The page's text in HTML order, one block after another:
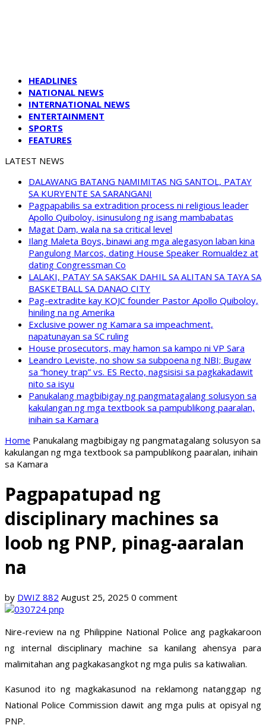
HEADLINES
NATIONAL NEWS
INTERNATIONAL NEWS
ENTERTAINMENT
SPORTS
FEATURES
LATEST NEWS
DALAWANG BATANG NAMIMITAS NG SANTOL, PATAY
SA KURYENTE SA SARANGANI
Pagpapabilis sa extradition process ni religious leader
Apollo Quiboloy, isinusulong ng isang mambabatas
Magat Dam, wala na sa critical level
Ilang Maleta Boys, binawi ang mga alegasyon laban kina
Pangulong Marcos, dating House Speaker Romualdez at
dating Congressman Co
LALAKI, PATAY SA SAKSAK DAHIL SA ALITAN SA TAYA SA
BASKETBALL SA DANAO CITY
Pag-extradite kay KOJC founder Pastor Apollo Quiboloy,
hiniling na ng Amerika
Exclusive power ng Kamara sa impeachment,
napatunayan sa SC ruling
House prosecutors, may hamon sa kampo ni VP Sara
Leandro Leviste, no show sa subpoena ng NBI; Bugaw
sa “honey trap” vs. ES Recto, nagsisisi sa pagkakadawit
nito sa isyu
Panukalang magbibigay ng pangmatagalang solusyon sa
kakulangan ng mga textbook sa pampublikong paaralan,
inihain sa Kamara
Home Panukalang magbibigay ng pangmatagalang solusyon sa
kakulangan ng mga textbook sa pampublikong paaralan, inihain
sa Kamara
Pagpapatupad ng
disciplinary machines sa
loob ng PNP, pinag-aaralan
na
by DWIZ 882 August 25, 2025 0 comment
Nire-review na ng Philippine National Police ang pagkakaroon
ng internal disciplinary machine sa kanilang ahensya para
malimitahan ang pagkakasangkot ng mga pulis sa katiwalian.
Kasunod ito ng magkakasunod na reklamong natanggap ng
National Police Commission dawit ang mga pulis at opisyal ng
PNP.